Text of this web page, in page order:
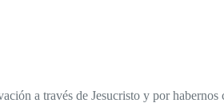
a través de Jesucristo y por